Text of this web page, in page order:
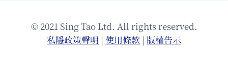
© 2021 Sing Tao Ltd. All rights reserved.
私隱政策聲明 | 使⽤條款 | 版權告⽰